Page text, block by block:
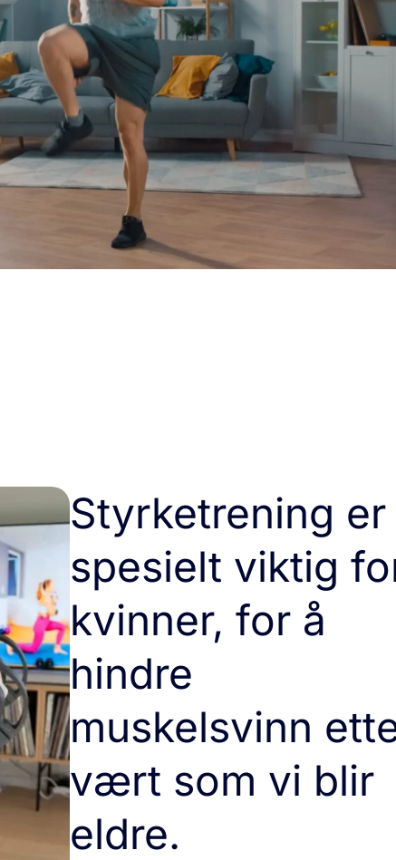
Styrketrening er
spesielt viktig
kvinner, for å
hindre
muskelsvinn
vært som vi blir
eldre.